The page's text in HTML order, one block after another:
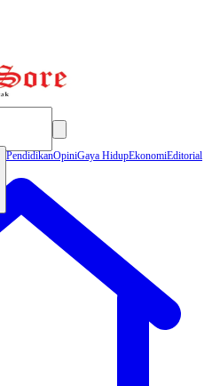
PendidikanOpiniGaya HidupEkonomiEditorial